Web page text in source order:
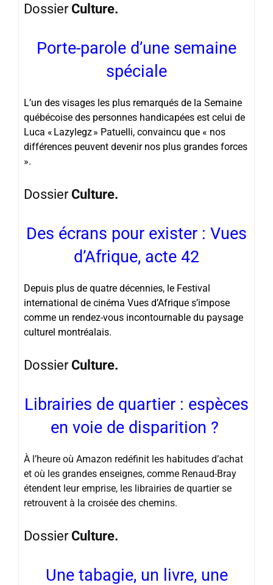
Dossier Culture.
Porte-parole d’une semaine
spéciale
L’un des visages les plus remarqués de la Semaine
québécoise des personnes handicapées est celui de
Luca « Lazylegz » Patuelli, convaincu que « nos
différences peuvent devenir nos plus grandes forces
».
Dossier Culture.
Des écrans pour exister : Vues
d’Afrique, acte 42
Depuis plus de quatre décennies, le Festival
international de cinéma Vues d’Afrique s’impose
comme un rendez-vous incontournable du paysage
culturel montréalais.
Dossier Culture.
Librairies de quartier : espèces
en voie de disparition ?
À l’heure où Amazon redéfinit les habitudes d’achat
et où les grandes enseignes, comme Renaud-Bray
étendent leur emprise, les librairies de quartier se
retrouvent à la croisée des chemins.
Dossier Culture.
Une tabagie, un livre, une